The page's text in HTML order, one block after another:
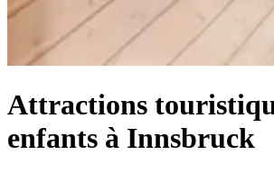
Attractions
enfants à Innsbruck